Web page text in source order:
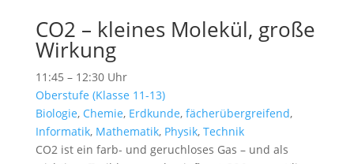
CO2 – kleines Molekül, große
Wirkung
11:45 – 12:30 Uhr
Oberstufe (Klasse 11-13)
Biologie, Chemie, Erdkunde, fächerübergreifend,
Informatik, Mathematik, Physik, Technik
CO2 ist ein farb- und geruchloses Gas – und als